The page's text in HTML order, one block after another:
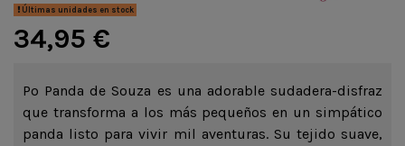
Últimas unidades en stock
34,95 €
Po Panda de Souza es una adorable sudadera-disfraz
que transforma a los más pequeños en un simpático
panda listo para vivir mil aventuras. Su tejido suave,